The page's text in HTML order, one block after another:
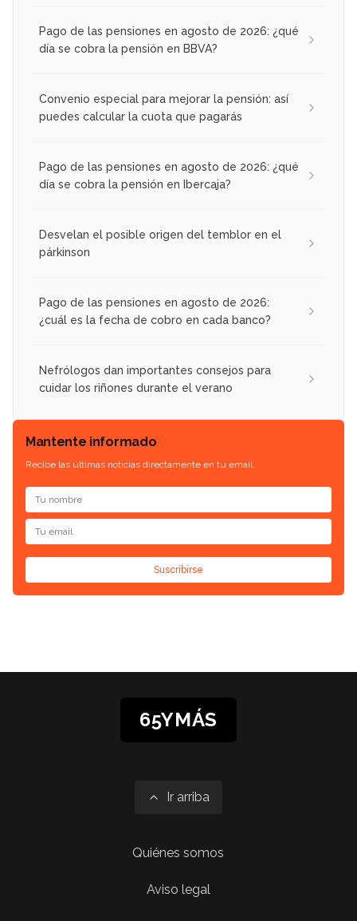
Pago de las pensiones en agosto de 2026: ¿qué
día se cobra la pensión en BBVA?
Convenio especial para mejorar la pensión: así
puedes calcular la cuota que pagarás
Pago de las pensiones en agosto de 2026: ¿qué
día se cobra la pensión en Ibercaja?
Desvelan el posible origen del temblor en el
párkinson
Pago de las pensiones en agosto de 2026:
¿cuál es la fecha de cobro en cada banco?
Nefrólogos dan importantes consejos para
cuidar los riñones durante el verano
Mantente informado
Recibe las últimas noticias directamente en tu email.
Suscribirse
65YMÁS
Ir arriba
Quiénes somos
Aviso legal